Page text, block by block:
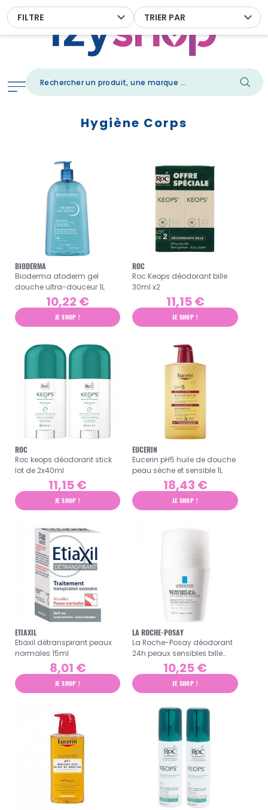
TRIER PAR
FILTRE
Hygiène Corps
BIODERMA
Bioderma atoderm gel
douche ultra-douceur 1L
10,22 €
JE SHOP !
ROC
Roc Keops déodorant bille
30ml x2
11,15 €
JE SHOP !
ROC
Roc keops déodorant stick
lot de 2x40ml
11,15 €
JE SHOP !
EUCERIN
Eucerin pH5 huile de douche
peau sèche et sensible 1L
18,43 €
JE SHOP !
ETIAXIL
Etiaxil détranspirant peaux
normales 15ml
8,01 €
JE SHOP !
LA ROCHE-POSAY
La Roche-Posay déodorant
24h peaux sensibles bille
10,25 €
JE SHOP !